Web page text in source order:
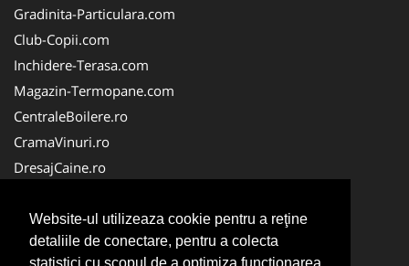
Website-ul utilizeaza cookie pentru a reţine
detaliile de conectare, pentru a colecta
Gradinita-Particulara.com
Club-Copii.com
Inchidere-Terasa.com
Magazin-Termopane.com
CentraleBoilere.ro
CramaVinuri.ro
DresajCaine.ro
Alpinist-Utilitar.com
Birouri-Cadastru.ro